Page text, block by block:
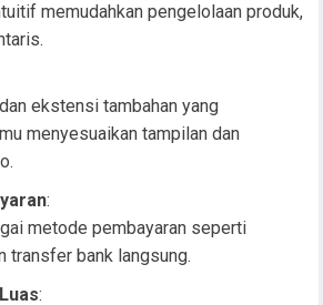
memudahkan pengelolaan produk,
ekstensi tambahan yang
menyesuaikan tampilan dan
:
metode pembayaran seperti
transfer bank langsung.
: